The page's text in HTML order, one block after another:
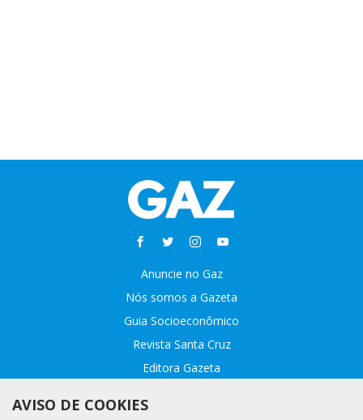
Anuncie no Gaz
Nós somos a Gazeta
Guia Socioeconômico
Revista Santa Cruz
Editora Gazeta
Fale conosco
AVISO DE COOKIES